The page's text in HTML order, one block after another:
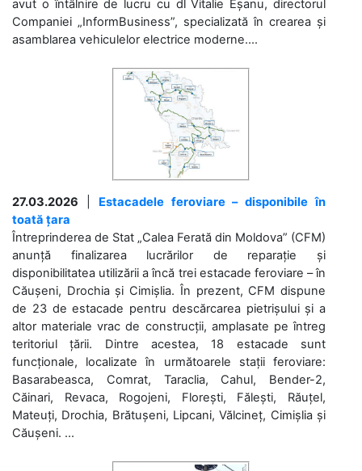
avut o întâlnire de lucru cu dl Vitalie Eșanu, directorul
Companiei „InformBusiness”, specializată în crearea și
asamblarea vehiculelor electrice moderne....
27.03.2026
Estacadele feroviare – disponibile în
toată țara
Întreprinderea de Stat „Calea Ferată din Moldova” (CFM)
anunță finalizarea lucrărilor de reparație și
disponibilitatea utilizării a încă trei estacade feroviare – în
Căușeni, Drochia și Cimișlia. În prezent, CFM dispune
de 23 de estacade pentru descărcarea pietrișului și a
altor materiale vrac de construcții, amplasate pe întreg
teritoriul țării. Dintre acestea, 18 estacade sunt
funcționale, localizate în următoarele stații feroviare:
Basarabeasca, Comrat, Taraclia, Cahul, Bender-2,
Căinari, Revaca, Rogojeni, Florești, Fălești, Răuțel,
Mateuți, Drochia, Brătușeni, Lipcani, Vălcineț, Cimișlia și
Căușeni. ...